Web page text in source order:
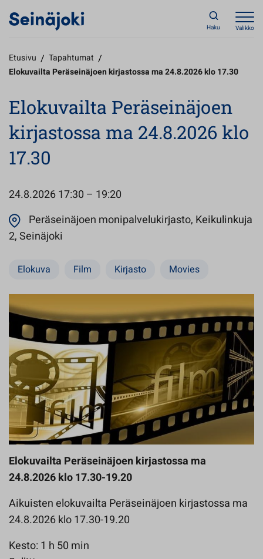
Haku Valikko
Etusivu / Tapahtumat /
Elokuvailta Peräseinäjoen kirjastossa ma 24.8.2026 klo 17.30
Elokuvailta Peräseinäjoen
kirjastossa ma 24.8.2026 klo
17.30
24.8.202617:30 – 19:20
Peräseinäjoen monipalvelukirjasto, Keikulinkuja
2, Seinäjoki
Elokuva Film Kirjasto Movies
Elokuvailta Peräseinäjoen kirjastossa ma
24.8.2026 klo 17.30-19.20
Aikuisten elokuvailta Peräseinäjoen kirjastossa ma
24.8.2026 klo 17.30-19.20
Kesto: 1 h 50 min